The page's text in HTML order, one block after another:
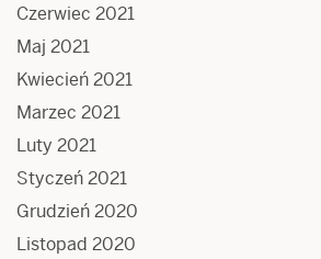
Czerwiec 2021
Maj 2021
Kwiecień 2021
Marzec 2021
Luty 2021
Styczeń 2021
Grudzień 2020
Listopad 2020